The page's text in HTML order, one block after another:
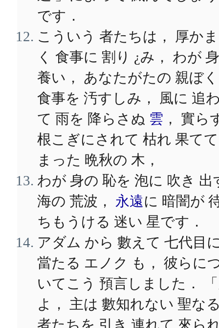
です．
こういう 者たちは， 厚か
く 食事に 割り ¿み， わが
養い， あなたがたの 親ぼ
食事を 汚すしみ， 風に 追
て 雨を 降らさぬ 雲 ， 實ら
根こぎにされて 枯れ 果て
まった 晩秋の 木，
わが 身の 恥を 泡に 吹き 出
海の 荒波， 永遠に 暗闇が
ちもうける 迷い 星です．
アダム から 數えて 七代目
當たる エノク も， 彼らに
いてこう 預言しました．
よ， 主は 數知れない 聖な
者たちを 引き 連れて 來ら